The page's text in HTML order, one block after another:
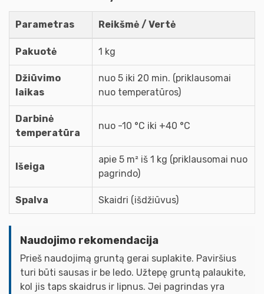
Parametras Reikšmė / Vertė
Pakuotė 1 kg
Džiūvimo
laikas
nuo 5 iki 20 min. (priklausomai
nuo temperatūros)
Darbinė
temperatūra
nuo -10 °C iki +40 °C
Išeiga
apie 5 m² iš 1 kg (priklausomai nuo
pagrindo)
Spalva Skaidri (išdžiūvus)
Naudojimo rekomendacija
Prieš naudojimą gruntą gerai suplakite. Paviršius
turi būti sausas ir be ledo. Užtepę gruntą palaukite,
kol jis taps skaidrus ir lipnus. Jei pagrindas yra